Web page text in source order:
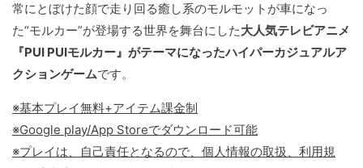
常にとぼけた顔で走り回る癒し系のモルモットが車になっ
た“モルカー”が登場する世界を舞台にした大人気テレビアニメ
『PUI PUIモルカー』がテーマになったハイパーカジュアルア
クションゲームです。
※基本プレイ無料+アイテム課金制
※Google play/App Storeでダウンロード可能
※プレイは、自己責任となるので、個人情報の取扱、利用規